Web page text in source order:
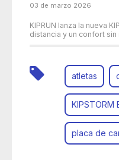
03 de marzo 2026
KIPRUN lanza la nueva
distancia y un confort sin
atletas
KIPSTORM
placa de